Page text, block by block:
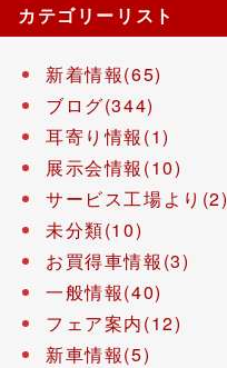
カテゴリーリスト
新着情報(65)
ブログ(344)
耳寄り情報(1)
展示会情報(10)
サービス工場より(2)
未分類(10)
お買得車情報(3)
一般情報(40)
フェア案内(12)
新車情報(5)